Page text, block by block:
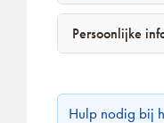
Persoonlijke
Hulp nodig bij